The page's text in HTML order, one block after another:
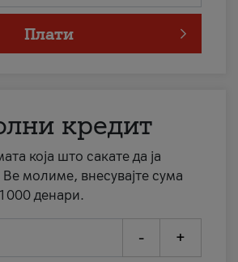
Плати
кредит
која што сакате да ја
молиме, внесувајте сума
денари.
- +